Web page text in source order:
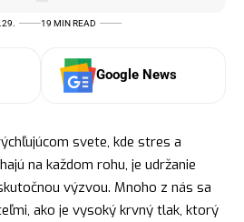
19 MIN READ
Google News
svete, kde stres a
na každom rohu, je udržanie
výzvou. Mnoho z nás sa
ako je vysoký krvný tlak, ktorý